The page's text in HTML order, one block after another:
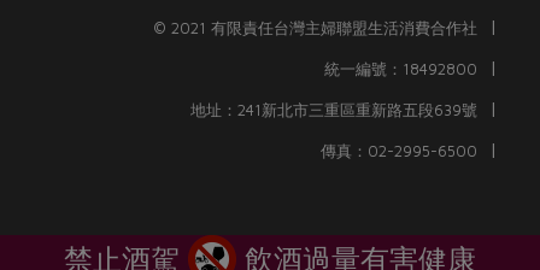
禁止酒駕 飲酒過量有害健康
© 2021 有限責任台灣主婦聯盟生活消費合作社 |
統一編號：18492800 |
地址：241新北市三重區重新路五段639號 |
傳真：02-2995-6500 |